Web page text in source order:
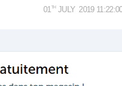
01TH JULY 2019